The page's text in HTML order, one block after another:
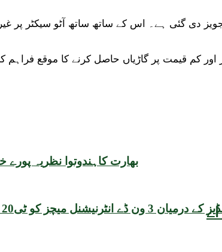
نہ لگانے اور پرانی گاڑیوں پر ہر سال ٹیرف میں 10 فیصد کمی کی تجویز دی گئی ہے۔ اس
کم قیمت پر گاڑیاں حاصل کرنے کا موقع فراہم
بھارت کاہندوتوا نظریہ
ٹی20 فارمیٹ میں تبدیل کرنے کی تجویز